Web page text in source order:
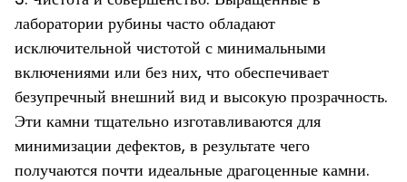
лаборатории рубины часто обладают
исключительной чистотой с минимальными
включениями или без них, что обеспечивает
безупречный внешний вид и высокую прозрачность.
Эти камни тщательно изготавливаются для
минимизации дефектов, в результате чего
получаются почти идеальные драгоценные камни.